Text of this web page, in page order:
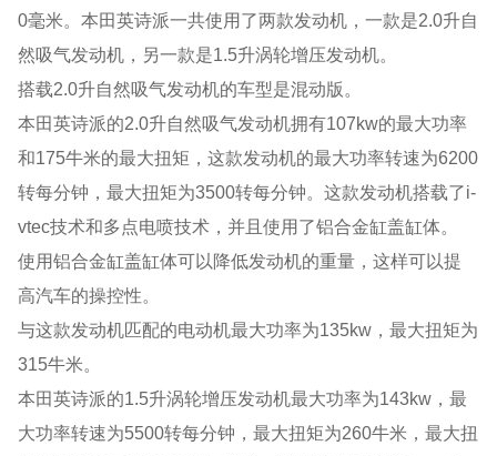
0毫米。本田英诗派一共使用了两款发动机，一款是2.0升自
然吸气发动机，另一款是1.5升涡轮增压发动机。
搭载2.0升自然吸气发动机的车型是混动版。
本田英诗派的2.0升自然吸气发动机拥有107kw的最大功率
和175牛米的最大扭矩，这款发动机的最大功率转速为6200
转每分钟，最大扭矩为3500转每分钟。这款发动机搭载了i-
vtec技术和多点电喷技术，并且使用了铝合金缸盖缸体。
使用铝合金缸盖缸体可以降低发动机的重量，这样可以提
高汽车的操控性。
与这款发动机匹配的电动机最大功率为135kw，最大扭矩为
315牛米。
本田英诗派的1.5升涡轮增压发动机最大功率为143kw，最
大功率转速为5500转每分钟，最大扭矩为260牛米，最大扭